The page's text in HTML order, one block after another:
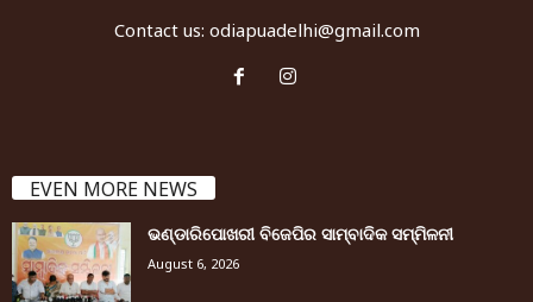
Contact us: odiapuadelhi@gmail.com
EVEN MORE NEWS
ଭଣ୍ଡାରିପୋଖରୀ ବିଜେପିର ସାମ୍ବାଦିକ ସମ୍ମିଳନୀ
August 6, 2026